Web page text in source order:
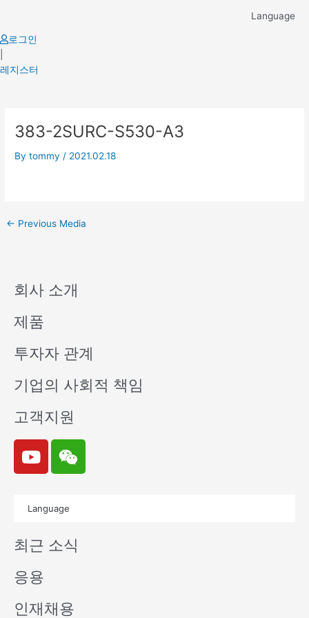
content
Language
로그인
레지스터
383-2SURC-S530-A3
Bytommy / 2021.02.18
navigation
← Previous Media
회사 소개
제품
투자자 관계
기업의 사회적 책임
고객지원
Y
o
u
e
W
e
i
n
Language
최근 소식
응용
인재채용